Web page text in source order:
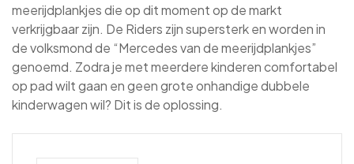
meerijdplankjes die op dit moment op de markt
verkrijgbaar zijn. De Riders zijn supersterk en worden in
de volksmond de “Mercedes van de meerijdplankjes”
genoemd. Zodra je met meerdere kinderen comfortabel
op pad wilt gaan en geen grote onhandige dubbele
kinderwagen wil? Dit is de oplossing.